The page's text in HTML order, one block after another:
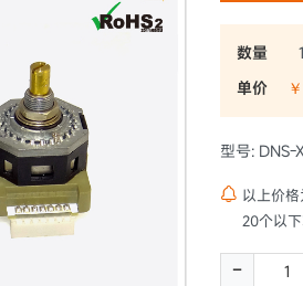
数量
单价
型号: DNS-
 以上价
20个以
-